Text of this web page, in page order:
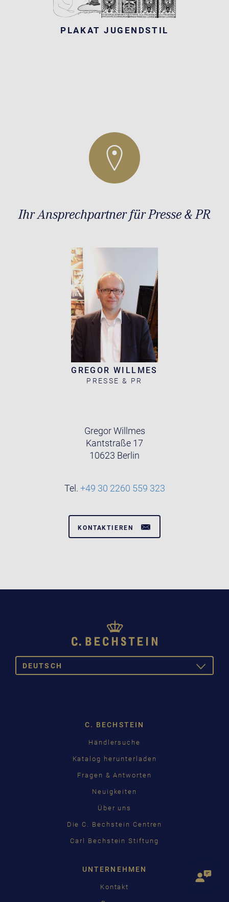
PLAKAT JUGENDSTIL
Ihr Ansprechpartner für Presse & PR
GREGOR WILLMES
PRESSE & PR
Gregor Willmes
Kantstraße 17
10623 Berlin
Tel. +49 30 2260 559 323
KONTAKTIEREN
DEUTSCH
TOGGLE
čeština
C. BECHSTEIN
Händlersuche
Katalog herunterladen
Fragen & Antworten
Neuigkeiten
Über uns
Die C. Bechstein Centren
Carl Bechstein Stiftung
UNTERNEHMEN
Kontakt